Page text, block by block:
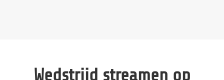
Wedstrijd streamen op